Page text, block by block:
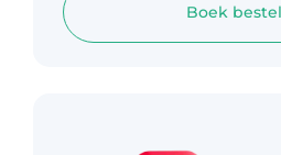
Boek